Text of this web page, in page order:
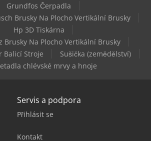
Grundfos Čerpadla
Brusky Na Plocho Vertikální Brusky
Hp 3D Tiskárna
Brusky Na Plocho Vertikální Brusky
Balicí Stroje
Sušička (zemědělství)
chlévské mrvy a hnoje
Servis a podpora
Přihlásit se
Kontakt